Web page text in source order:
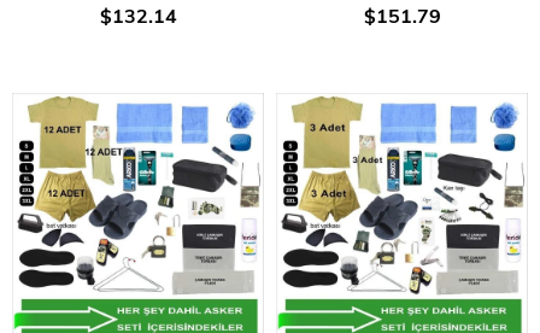
$132.14 $151.79